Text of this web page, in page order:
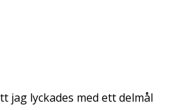
jag lyckades med ett delmål